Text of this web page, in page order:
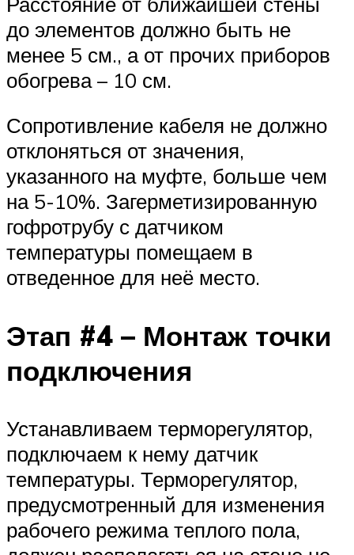
до элементов должно быть не
менее 5 см., а от прочих приборов
обогрева – 10 см.
Сопротивление кабеля не должно
отклоняться от значения,
указанного на муфте, больше чем
на 5-10%. Загерметизированную
гофротрубу с датчиком
температуры помещаем в
отведенное для неё место.
Этап #4 – Монтаж точки
подключения
Устанавливаем терморегулятор,
подключаем к нему датчик
температуры. Терморегулятор,
предусмотренный для изменения
рабочего режима теплого пола,